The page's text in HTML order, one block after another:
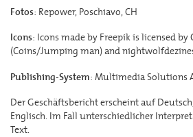
Fotos: Repower, Poschiavo, CH
Icons: Icons made by Freepik is licensed by
(Coins/Jumping man) and
Publishing-System: Multimedia Solutions
Der Geschäftsbericht erscheint auf
Englisch. Im Fall unterschiedlicher
Text.